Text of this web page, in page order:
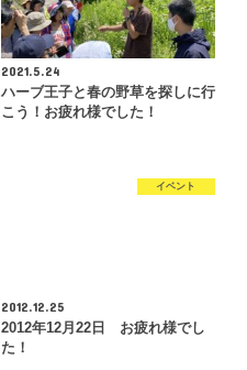
2021.5.24
ハーブ王子と春の野草を探しに行
こう！お疲れ様でした！
イベント
2012.12.25
2012年12月22日 お疲れ様でし
た！